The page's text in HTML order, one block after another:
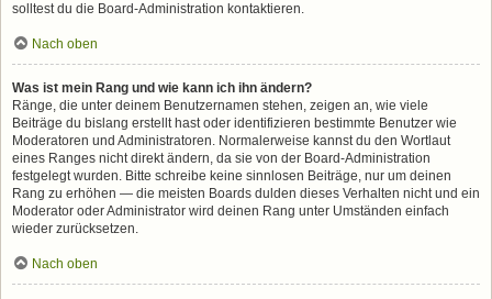
solltest du die Board-Administration kontaktieren.
Nach oben
Was ist mein Rang und wie kann ich ihn ändern?
Ränge, die unter deinem Benutzernamen stehen, zeigen an, wie viele
Beiträge du bislang erstellt hast oder identifizieren bestimmte Benutzer wie
Moderatoren und Administratoren. Normalerweise kannst du den Wortlaut
eines Ranges nicht direkt ändern, da sie von der Board-Administration
festgelegt wurden. Bitte schreibe keine sinnlosen Beiträge, nur um deinen
Rang zu erhöhen — die meisten Boards dulden dieses Verhalten nicht und ein
Moderator oder Administrator wird deinen Rang unter Umständen einfach
wieder zurücksetzen.
Nach oben